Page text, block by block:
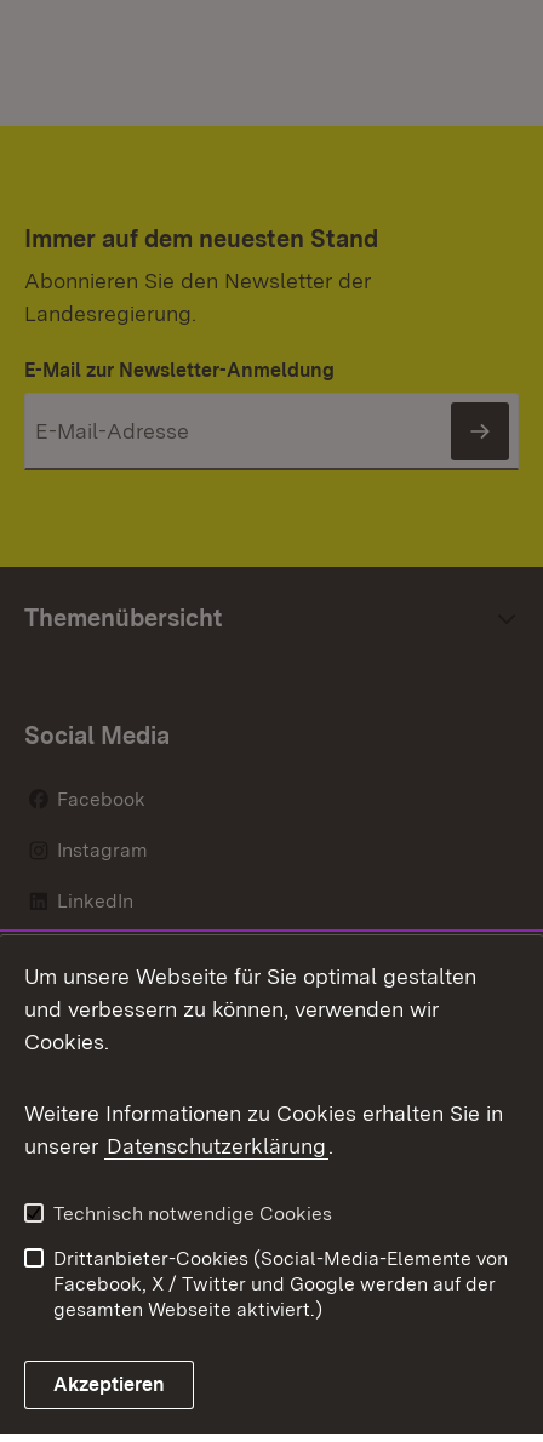
Immer auf dem neuesten Stand
Abonnieren Sie den Newsletter der
Landesregierung.
E-Mail zur Newsletter-Anmeldung
Themenübersicht
Social Media
Facebook
Instagram
LinkedIn
X / Twitter
Youtube
Link zum Landesportal
Kontakt
Datenschutz
Barrierefreiheit
Impressum
Cookies
Um unsere Webseite für Sie optimal gestalten
und verbessern zu können, verwenden wir
Cookies.
Weitere Informationen zu Cookies erhalten Sie in
unserer Datenschutzerklärung.
Technisch notwendige Cookies
Drittanbieter-Cookies (Social-Media-Elemente von
Facebook, X / Twitter und Google werden auf der
gesamten Webseite aktiviert.)
Akzeptieren